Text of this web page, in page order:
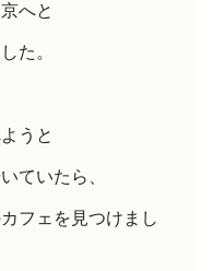
へと
た。
うと
ていたら、
フェを見つけまし